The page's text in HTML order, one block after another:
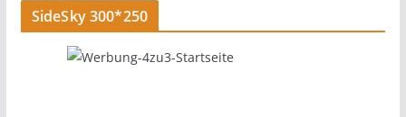
SideSky 300*250